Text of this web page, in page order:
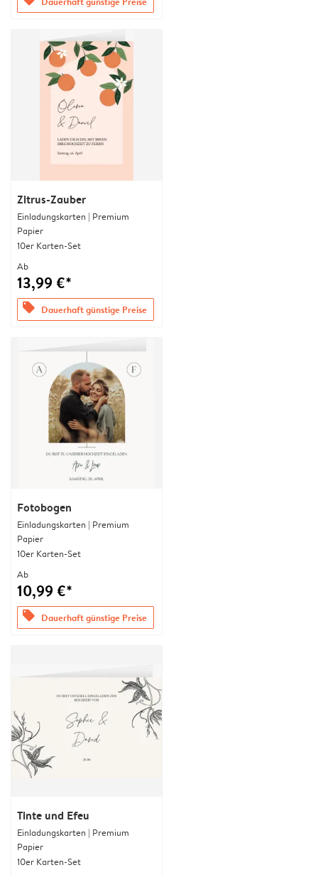
Zitrus-Zauber
Einladungskarten | Premium
Papier
10er Karten-Set
Ab
13,99 €*
offers Dauerhaft günstige Preise
Fotobogen
Einladungskarten | Premium
Papier
10er Karten-Set
Ab
10,99 €*
offers Dauerhaft günstige Preise
Tinte und Efeu
Einladungskarten | Premium
Papier
10er Karten-Set